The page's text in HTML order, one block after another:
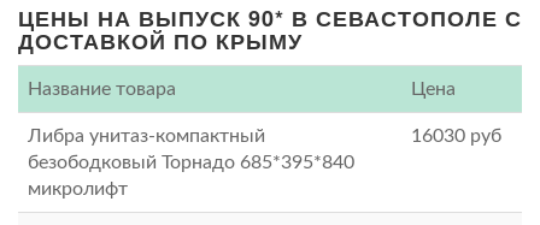
ЦЕНЫ НА ВЫПУСК 90* В СЕВАСТОПОЛЕ С
ДОСТАВКОЙ ПО КРЫМУ
Название товара Цена
Либра унитаз-компактный
безободковый Торнадо 685*395*840
микролифт
16030 руб